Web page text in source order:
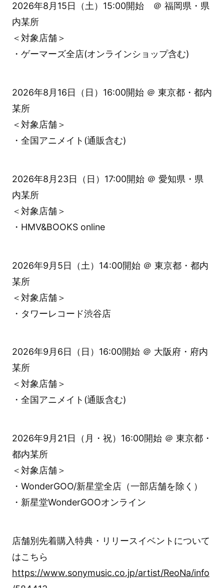
2026年8月15日（土）15:00開始 ＠ 福岡県・県
内某所
＜対象店舗＞
・ゲーマーズ全店(オンラインショップ含む)
2026年8月16日（日）16:00開始 ＠ 東京都・都内
某所
＜対象店舗＞
・全国アニメイト(通販含む)
2026年8月23日（日）17:00開始 ＠ 愛知県・県
内某所
＜対象店舗＞
・HMV&BOOKS online
2026年9月5日（土）14:00開始 ＠ 東京都・都内
某所
＜対象店舗＞
・タワーレコード渋谷店
2026年9月6日（日）16:00開始 ＠ 大阪府・府内
某所
＜対象店舗＞
・全国アニメイト(通販含む)
2026年9月21日（月・祝）16:00開始 ＠ 東京都・
都内某所
＜対象店舗＞
・WonderGOO/新星堂全店（一部店舗を除く）
・新星堂WonderGOOオンライン
店舗別先着購入特典・リリースイベントについて
はこちら
https://www.sonymusic.co.jp/artist/ReoNa/info